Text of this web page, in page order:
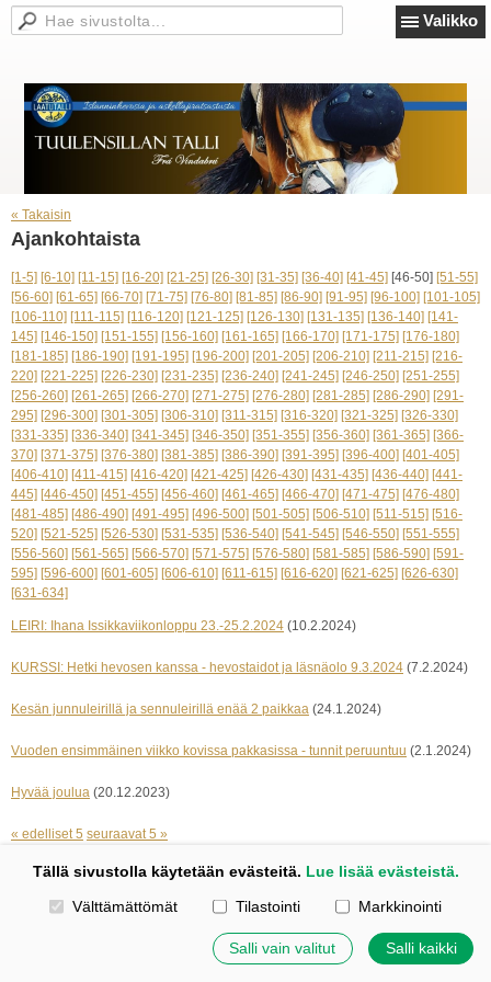
Valikko
« Takaisin
Ajankohtaista
[1-5] [6-10] [11-15] [16-20] [21-25] [26-30] [31-35] [36-40] [41-45] [46-50] [51-55]
[56-60] [61-65] [66-70] [71-75] [76-80] [81-85] [86-90] [91-95] [96-100] [101-105]
[106-110] [111-115] [116-120] [121-125] [126-130] [131-135] [136-140] [141-
145] [146-150] [151-155] [156-160] [161-165] [166-170] [171-175] [176-180]
[181-185] [186-190] [191-195] [196-200] [201-205] [206-210] [211-215] [216-
220] [221-225] [226-230] [231-235] [236-240] [241-245] [246-250] [251-255]
[256-260] [261-265] [266-270] [271-275] [276-280] [281-285] [286-290] [291-
295] [296-300] [301-305] [306-310] [311-315] [316-320] [321-325] [326-330]
[331-335] [336-340] [341-345] [346-350] [351-355] [356-360] [361-365] [366-
370] [371-375] [376-380] [381-385] [386-390] [391-395] [396-400] [401-405]
[406-410] [411-415] [416-420] [421-425] [426-430] [431-435] [436-440] [441-
445] [446-450] [451-455] [456-460] [461-465] [466-470] [471-475] [476-480]
[481-485] [486-490] [491-495] [496-500] [501-505] [506-510] [511-515] [516-
520] [521-525] [526-530] [531-535] [536-540] [541-545] [546-550] [551-555]
[556-560] [561-565] [566-570] [571-575] [576-580] [581-585] [586-590] [591-
595] [596-600] [601-605] [606-610] [611-615] [616-620] [621-625] [626-630]
[631-634]
LEIRI: Ihana Issikkaviikonloppu 23.-25.2.2024 (10.2.2024)
KURSSI: Hetki hevosen kanssa - hevostaidot ja läsnäolo 9.3.2024 (7.2.2024)
Kesän junnuleirillä ja sennuleirillä enää 2 paikkaa (24.1.2024)
Vuoden ensimmäinen viikko kovissa pakkasissa - tunnit peruuntuu (2.1.2024)
Hyvää joulua (20.12.2023)
« edelliset 5 seuraavat 5 »
Tehty Yhdistysavaimella |Evästeet
Tällä sivustolla käytetään evästeitä. Lue lisää evästeistä.
Valitse käytettävät evästeet
Välttämättömät Tilastointi Markkinointi
Salli vain valitut Salli kaikki